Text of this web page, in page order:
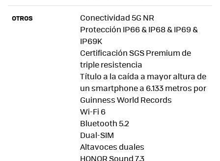
OTROS
Conectividad 5G NR
Protección IP66 & IP68 & IP69 &
IP69K
Certificación SGS Premium de
triple resistencia
Título a la caída a mayor altura de
un smartphone a 6.133 metros por
Guinness World Records
Wi-Fi 6
Bluetooth 5.2
Dual-SIM
Altavoces duales
HONOR Sound 7.3